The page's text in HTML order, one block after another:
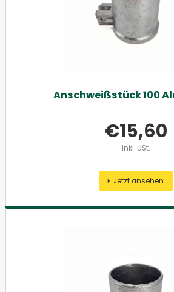
Anschweißstück 100
€15,60
inkl. USt.
Jetzt ansehen